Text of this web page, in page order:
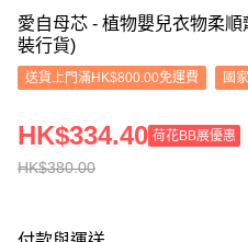
愛自母芯 - 植物嬰兒衣物柔
裝行貨)
送貨上門滿HK$800.00免運費 國
HK$380.00
HK$334.40 荷花BB展優惠